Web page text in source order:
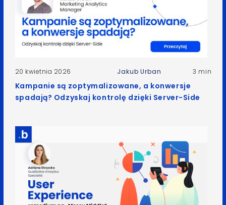
20 kwietnia 2026 Jakub Urban 3 min
Kampanie są zoptymalizowane, a konwersje
spadają? Odzyskaj kontrolę dzięki Server-Side